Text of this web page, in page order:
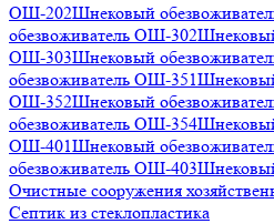
ОШ-202Шнековый
обезвоживатель ОШ-302
ОШ-303Шнековый
обезвоживатель ОШ-351
ОШ-352Шнековый
обезвоживатель ОШ-354
ОШ-401Шнековый
обезвоживатель ОШ-403
Очистные сооружения
Септик из стеклопластика